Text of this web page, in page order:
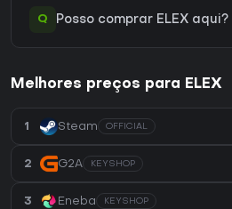
Q Posso comprar ELEX aqui?
Melhores preços para ELEX
1 Steam OFFICIAL
2 G2A KEYSHOP
3 Eneba KEYSHOP